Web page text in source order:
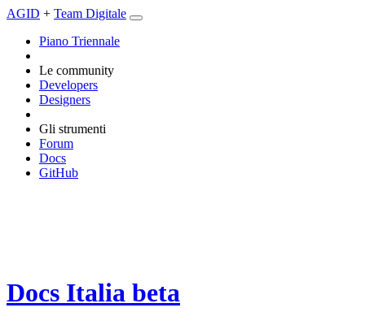
AGID + Team Digitale
Piano Triennale
Le community
Developers
Designers
Gli strumenti
Forum
Docs
GitHub
Docs Italia beta